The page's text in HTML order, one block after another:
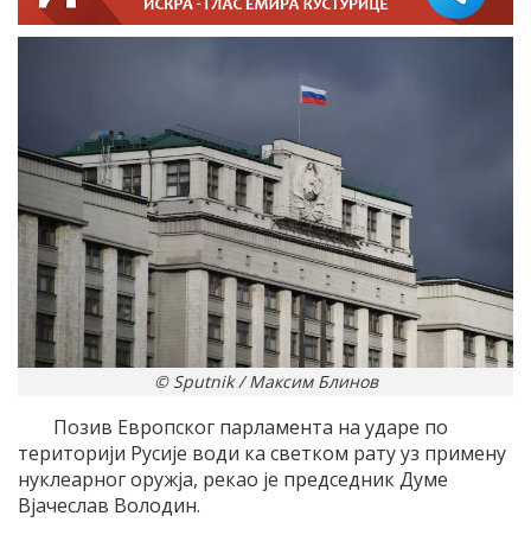
© Sputnik / Максим Блинов
Позив Европског парламента на ударе по
територији Русије води ка светком рату уз примену
нуклеарног оружја, рекао је председник Думе
Вјачеслав Володин.